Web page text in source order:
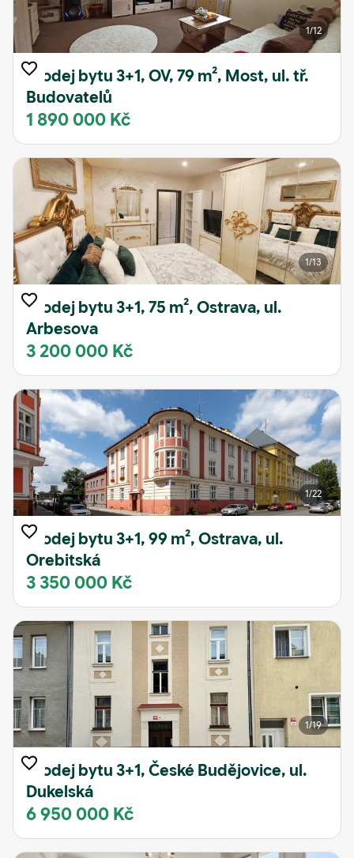
1/12
Prodej bytu 3+1, OV, 79 m², Most, ul. tř.
Budovatelů
1 890 000 Kč
1/13
Prodej bytu 3+1, 75 m², Ostrava, ul.
Arbesova
3 200 000 Kč
1/22
Prodej bytu 3+1, 99 m², Ostrava, ul.
Orebitská
3 350 000 Kč
1/19
Prodej bytu 3+1, České Budějovice, ul.
Dukelská
6 950 000 Kč